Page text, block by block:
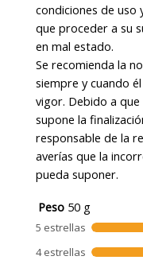
condiciones de uso
que proceder a su
en mal estado.
Se recomienda la
siempre y cuando
vigor. Debido a
supone la
responsable de la
averías que la
pueda suponer.
Peso 50 g
5 estrellas
4 estrellas